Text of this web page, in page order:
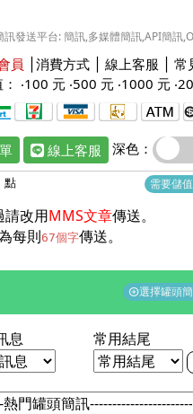
發送平台: 簡訊,多媒體簡訊,API簡訊
員 消費方式 線上客服
常
‧100 元 ‧500 元 ‧1000 元 ‧
線上客服 深色：
點 需要儲
請改用MMS文章傳送。
每則67個字傳送。
add_circle選擇罐頭
息 常用結尾